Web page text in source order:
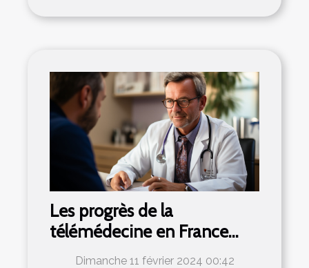
Les progrès de la
télémédecine en France
suite à la crise de la COVID-
Dimanche 11 février 2024 00:42